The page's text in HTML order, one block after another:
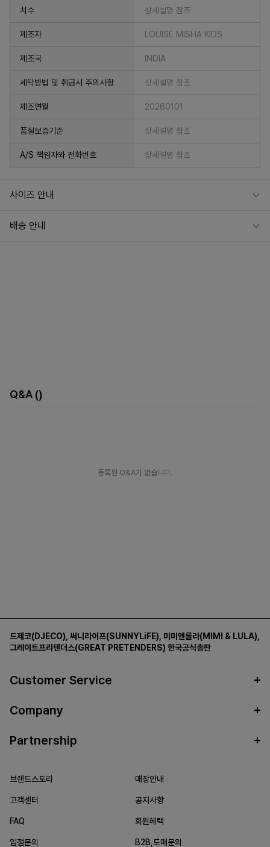
치수 상세설명 참조
제조자 LOUISE MISHA KIDS
제조국 INDIA
세탁방법 및 취급시 주의사항 상세설명 참조
제조연월 20260101
품질보증기준 상세설명 참조
A/S 책임자와 전화번호 상세설명 참조
사이즈 안내
배송 안내
Q&A ()
등록된 Q&A가 없습니다.
드제코(DJECO) 써니라이프(SUNNYLiFE) 미미앤룰라(MIMI & LULA)
그레이트프리텐더스(GREAT PRETENDERS) 한국공식총판
Customer Service
Company
Partnership
브랜드스토리 매장안내
고객센터 공지사항
FAQ 회원혜택
입점문의 B2B,도매문의